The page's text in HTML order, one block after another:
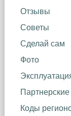
Отзывы
Советы
Сделай сам
Фото
Партнерские
Коды